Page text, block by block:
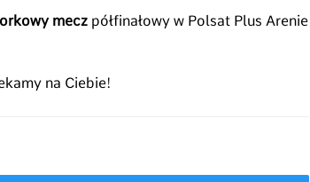
mecz półfinałowy w Polsat Plus Arenie
na Ciebie!